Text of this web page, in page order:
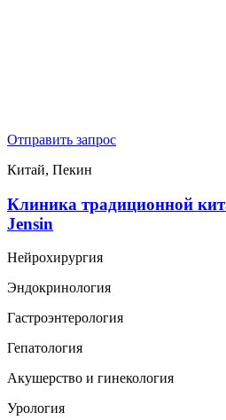
Отправить запрос
Китай, Пекин
Клиника традиционной
Jensin
Нейрохирургия
Эндокринология
Гастроэнтерология
Гепатология
Акушерство и гинекология
Урология